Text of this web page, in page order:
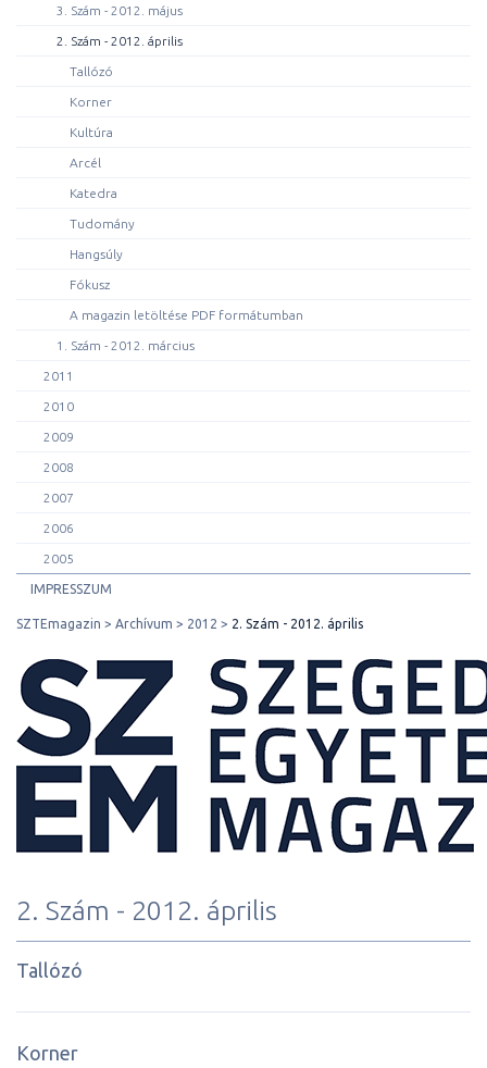
3. Szám - 2012. május
2. Szám - 2012. április
Tallózó
Korner
Kultúra
Arcél
Katedra
Tudomány
Hangsúly
Fókusz
A magazin letöltése PDF formátumban
1. Szám - 2012. március
2011
2010
2009
2008
2007
2006
2005
IMPRESSZUM
SZTEmagazin Archívum 2012 2. Szám - 2012. április
2. Szám - 2012. április
Tallózó
Korner